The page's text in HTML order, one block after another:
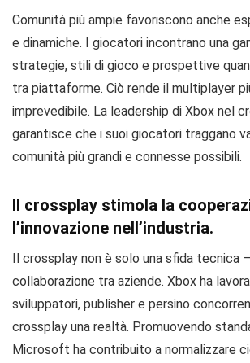
Comunità più ampie favoriscono anche
e dinamiche. I giocatori incontrano una
strategie, stili di gioco e prospettive
tra piattaforme. Ciò rende il multiplayer
imprevedibile. La leadership di Xbox nel
garantisce che i suoi giocatori traggano
comunità più grandi e connesse possibili.
Il crossplay stimola la
l’innovazione nell’industria.
Il crossplay non è solo una sfida tecnica
collaborazione tra aziende. Xbox ha
sviluppatori, publisher e persino
crossplay una realtà. Promuovendo
Microsoft ha contribuito a normalizzare